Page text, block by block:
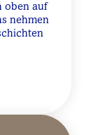
oben auf
nehmen